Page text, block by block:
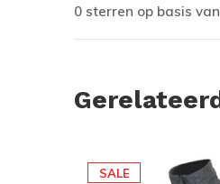
0 sterren op basis
SALE